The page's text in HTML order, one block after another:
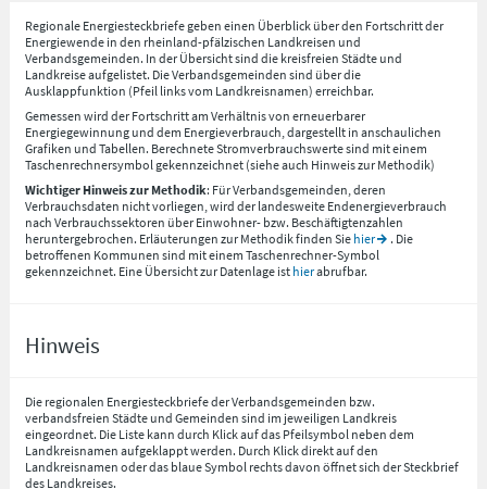
Regionale Energiesteckbriefe geben einen Überblick über den Fortschritt der
Energiewende in den rheinland-pfälzischen Landkreisen und
Verbandsgemeinden. In der Übersicht sind die kreisfreien Städte und
Landkreise aufgelistet. Die Verbandsgemeinden sind über die
Ausklappfunktion (Pfeil links vom Landkreisnamen) erreichbar.
Gemessen wird der Fortschritt am Verhältnis von erneuerbarer
Energiegewinnung und dem Energieverbrauch, dargestellt in anschaulichen
Grafiken und Tabellen. Berechnete Stromverbrauchswerte sind mit einem
Taschenrechnersymbol gekennzeichnet (siehe auch Hinweis zur Methodik)
Wichtiger Hinweis zur Methodik: Für Verbandsgemeinden, deren
Verbrauchsdaten nicht vorliegen, wird der landesweite Endenergieverbrauch
nach Verbrauchssektoren über Einwohner- bzw. Beschäftigtenzahlen
heruntergebrochen. Erläuterungen zur Methodik finden Sie hier
. Die
betroffenen Kommunen sind mit einem Taschenrechner-Symbol
gekennzeichnet. Eine Übersicht zur Datenlage ist hierabrufbar.
Hinweis
Die regionalen Energiesteckbriefe der Verbandsgemeinden bzw.
verbandsfreien Städte und Gemeinden sind im jeweiligen Landkreis
eingeordnet. Die Liste kann durch Klick auf das Pfeilsymbol neben dem
Landkreisnamen aufgeklappt werden. Durch Klick direkt auf den
Landkreisnamen oder das blaue Symbol rechts davon öffnet sich der Steckbrief
des Landkreises.